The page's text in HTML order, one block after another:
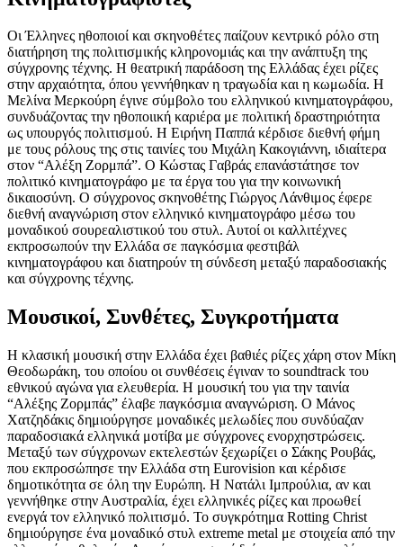
Οι Έλληνες ηθοποιοί και σκηνοθέτες παίζουν κεντρικό ρόλο στη
διατήρηση της πολιτισμικής κληρονομιάς και την ανάπτυξη της
σύγχρονης τέχνης. Η θεατρική παράδοση της Ελλάδας έχει ρίζες
στην αρχαιότητα, όπου γεννήθηκαν η τραγωδία και η κωμωδία. Η
Μελίνα Μερκούρη έγινε σύμβολο του ελληνικού κινηματογράφου,
συνδυάζοντας την ηθοποιική καριέρα με πολιτική δραστηριότητα
ως υπουργός πολιτισμού. Η Ειρήνη Παππά κέρδισε διεθνή φήμη
με τους ρόλους της στις ταινίες του Μιχάλη Κακογιάννη, ιδιαίτερα
στον “Αλέξη Ζορμπά”. Ο Κώστας Γαβράς επανάστάτησε τον
πολιτικό κινηματογράφο με τα έργα του για την κοινωνική
δικαιοσύνη. Ο σύγχρονος σκηνοθέτης Γιώργος Λάνθιμος έφερε
διεθνή αναγνώριση στον ελληνικό κινηματογράφο μέσω του
μοναδικού σουρεαλιστικού του στυλ. Αυτοί οι καλλιτέχνες
εκπροσωπούν την Ελλάδα σε παγκόσμια φεστιβάλ
κινηματογράφου και διατηρούν τη σύνδεση μεταξύ παραδοσιακής
και σύγχρονης τέχνης.
Μουσικοί, Συνθέτες, Συγκροτήματα
Η κλασική μουσική στην Ελλάδα έχει βαθιές ρίζες χάρη στον Μίκη
Θεοδωράκη, του οποίου οι συνθέσεις έγιναν το soundtrack του
εθνικού αγώνα για ελευθερία. Η μουσική του για την ταινία
“Αλέξης Ζορμπάς” έλαβε παγκόσμια αναγνώριση. Ο Μάνος
Χατζηδάκις δημιούργησε μοναδικές μελωδίες που συνδύαζαν
παραδοσιακά ελληνικά μοτίβα με σύγχρονες ενορχηστρώσεις.
Μεταξύ των σύγχρονων εκτελεστών ξεχωρίζει ο Σάκης Ρουβάς,
που εκπροσώπησε την Ελλάδα στη Eurovision και κέρδισε
δημοτικότητα σε όλη την Ευρώπη. Η Νατάλι Ιμπρούλια, αν και
γεννήθηκε στην Αυστραλία, έχει ελληνικές ρίζες και προωθεί
ενεργά τον ελληνικό πολιτισμό. Το συγκρότημα Rotting Christ
δημιούργησε ένα μοναδικό στυλ extreme metal με στοιχεία από την